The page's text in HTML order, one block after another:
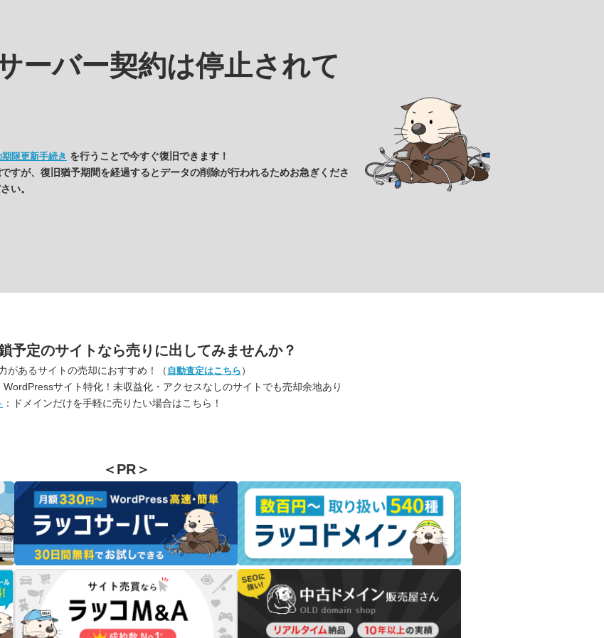
ーバー契約は停止されて
限更新手続き を行うことで今すぐ復旧できます！
すが、復旧猶予期間を経過するとデータの削除が行われるためお急ぎくださ
い。
予定のサイトなら売りに出してみませんか？
があるサイトの売却におすすめ！（ 自動査定はこちら ）
WordPressサイト特化！未収益化・アクセスなしのサイトでも売却余地あり
：ドメインだけを手軽に売りたい場合はこちら！
＜PR＞